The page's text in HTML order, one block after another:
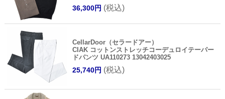
36,300円 (税込)
CellarDoor（セラードアー）
CIAK コットンストレッチコーデュロイテーパー
ドパンツ UA110273 13042403025
25,740円 (税込)